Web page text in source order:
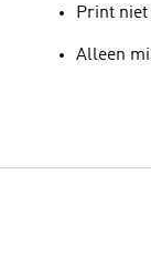
Print
Alleen